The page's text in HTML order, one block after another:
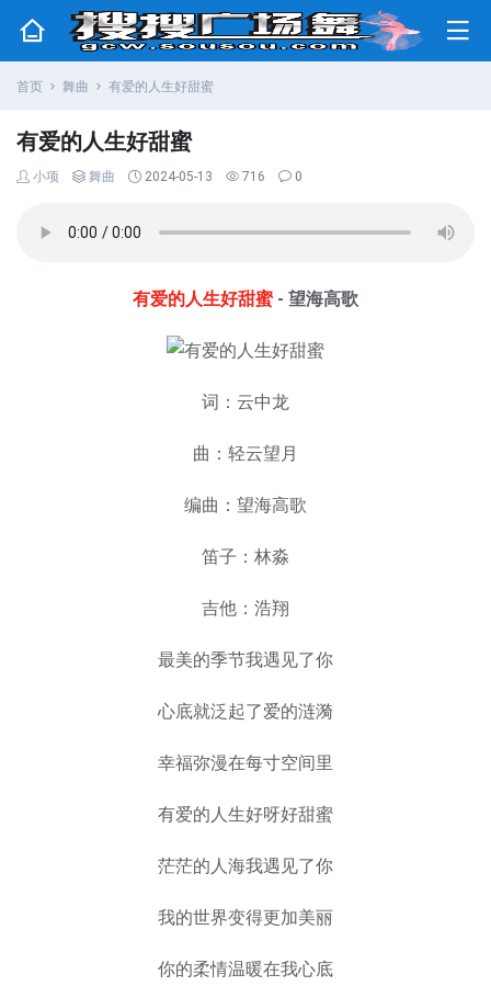
首页 舞曲 有爱的人生好甜蜜
有爱的人生好甜蜜
小项 舞曲 2024-05-13 716 0
有爱的人生好甜蜜- 望海高歌
词：云中龙
曲：轻云望月
编曲：望海高歌
笛子：林淼
吉他：浩翔
最美的季节我遇见了你
心底就泛起了爱的涟漪
幸福弥漫在每寸空间里
有爱的人生好呀好甜蜜
茫茫的人海我遇见了你
我的世界变得更加美丽
你的柔情温暖在我心底